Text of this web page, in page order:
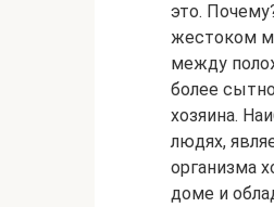
это.
жестоком
между
более
хозяина.
людях,
организма
доме и